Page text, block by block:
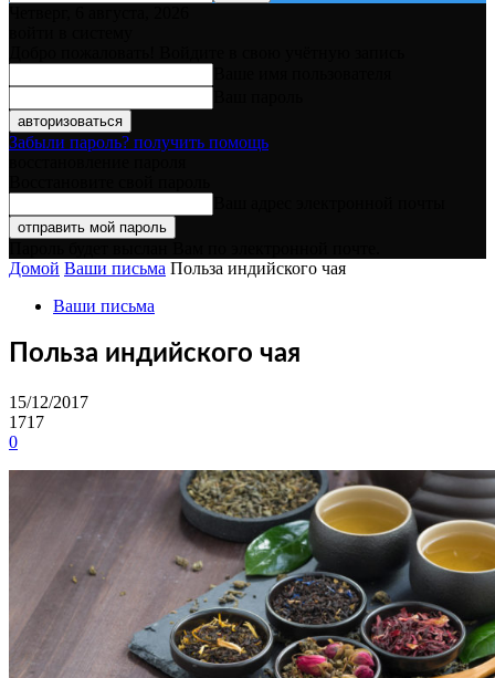
Забыли пароль? получить помощь
Домой Ваши письма Польза индийского чая
Ваши письма
Польза индийского чая
15/12/2017
1717
0